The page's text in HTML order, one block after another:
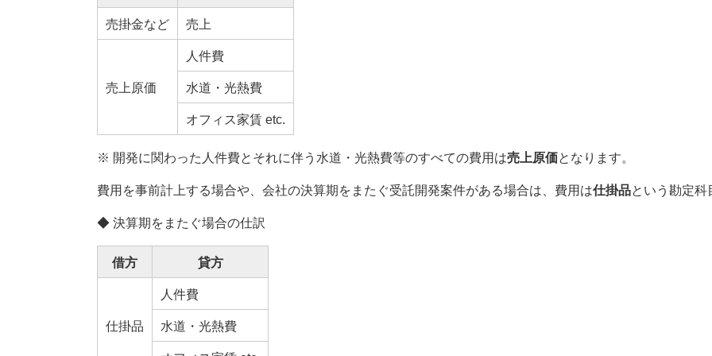
売掛金など 売上
売上原価
人件費
水道・光熱費
オフィス家賃 etc.
※ 開発に関わった人件費とそれに伴う水道・光熱費等のすべての費用は売上原価となります。
費用を事前計上する場合や、会社の決算期をまたぐ受託開発案件がある場合は、費用は仕掛品という勘定科
◆ 決算期をまたぐ場合の仕訳
借方 貸方
仕掛品
人件費
水道・光熱費